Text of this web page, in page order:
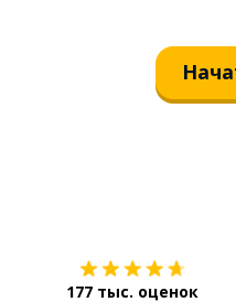
177 тыс. оценок